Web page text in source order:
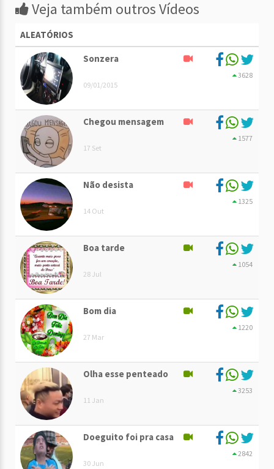
Veja também outros Vídeos
ALEATÓRIOS
Sonzera
09/01/2015
3628
Chegou mensagem
17 Set
1577
Não desista
14 Out
1325
Boa tarde
28 Jul
1054
Bom dia
27 Mar
1220
Olha esse penteado
11 Jan
3253
Doeguito foi pra casa
30 Jun
2842